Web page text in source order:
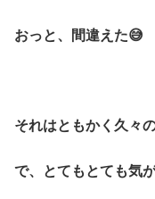
おっと、間違えた😅
それはともかく久々
で、とてもとても気